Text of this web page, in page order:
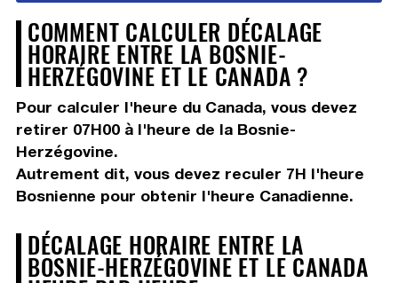
COMMENT CALCULER DÉCALAGE
HORAIRE ENTRE LA BOSNIE-
HERZÉGOVINE ET LE CANADA ?
Pour calculer l'heure du Canada, vous devez
retirer 07H00à l'heure de la Bosnie-
Herzégovine.
Autrement dit, vous devez reculer 7H l'heure
Bosnienne pour obtenir l'heure Canadienne.
DÉCALAGE HORAIRE ENTRE LA
BOSNIE-HERZÉGOVINE ET LE CANADA